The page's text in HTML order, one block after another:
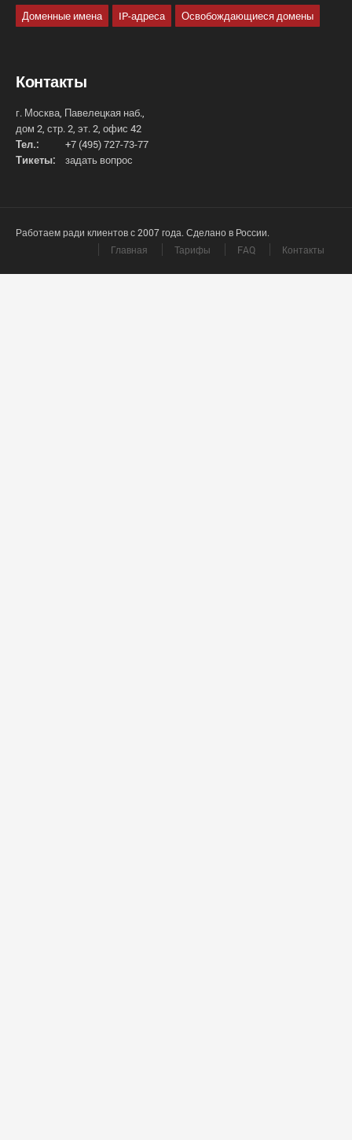
Доменные имена IP-адреса Освобождающиеся домены
Контакты
г. Москва, Павелецкая наб.,
дом 2, стр. 2, эт. 2, офис 42
Тел.:
+7 (495) 727-73-77
Тикеты:
задать вопрос
Работаем ради клиентов с 2007 года. Сделано в России.
Главная
Тарифы FAQ Контакты